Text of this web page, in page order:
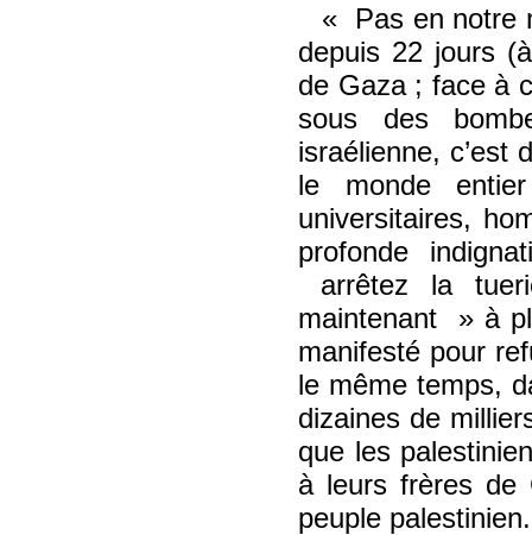
Pas en
depuis 22 jours
de Gaza ; face à
sous des
israélienne, c’est
le monde
universitaires,
profonde
arrêtez la
maintenant
à
manifesté pour
le même temps,
dizaines de
que les
à leurs frères de
peuple palestinien.